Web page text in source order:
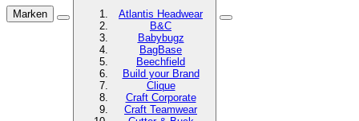
Marken
Atlantis Headwear
B&C
Babybugz
BagBase
Beechfield
Build your Brand
Clique
Craft Corporate
Craft Teamwear